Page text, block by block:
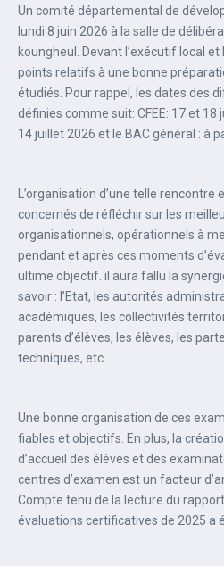
Un comité départemental de
lundi 8 juin 2026 à la salle de
koungheul. Devant l’exécutif local
points relatifs à une bonne
étudiés. Pour rappel, les dates des
définies comme suit: CFEE: 17 et 18
14 juillet 2026 et le BAC général : à
L’organisation d’une telle
concernés de réfléchir sur les
organisationnels, opérationnels à
pendant et après ces moments
ultime objectif. il aura fallu la
savoir : l’Etat, les autorités
académiques, les collectivités
parents d’élèves, les élèves, les
techniques, etc.
Une bonne organisation de ces
fiables et objectifs. En plus, la
d’accueil des élèves et des
centres d’examen est un facteur
Compte tenu de la lecture du
évaluations certificatives de 2025 a